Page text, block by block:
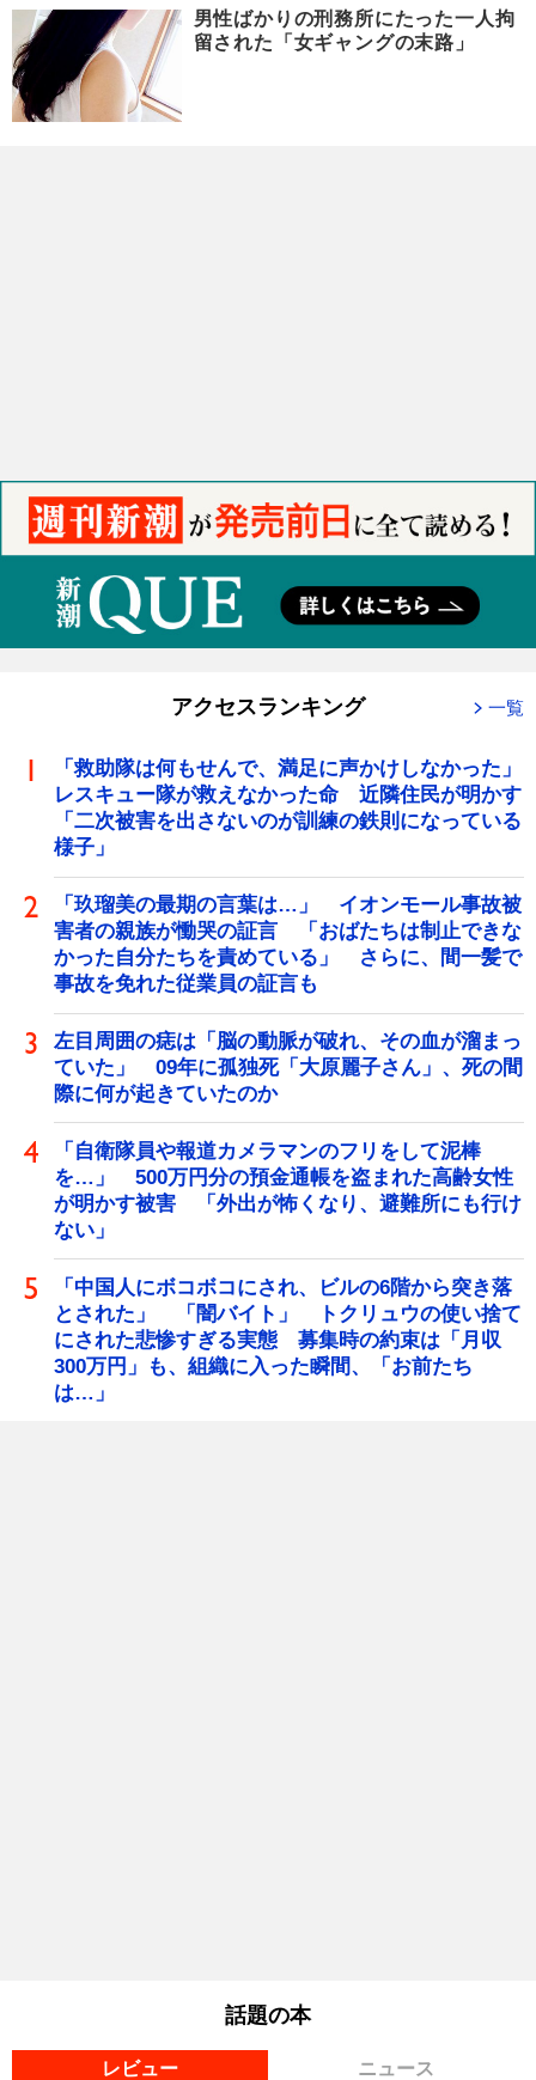
男性ばかりの刑務所にたった一人拘
留された「女ギャングの末路」
アクセスランキング 一覧
「救助隊は何もせんで、満足に声かけしなかった」
レスキュー隊が救えなかった命 近隣住民が明かす
「二次被害を出さないのが訓練の鉄則になっている
様子」
「玖瑠美の最期の言葉は…」 イオンモール事故被
害者の親族が慟哭の証言 「おばたちは制止できな
かった自分たちを責めている」 さらに、間一髪で
事故を免れた従業員の証言も
左目周囲の痣は「脳の動脈が破れ、その血が溜まっ
ていた」 09年に孤独死「大原麗子さん」、死の間
際に何が起きていたのか
「自衛隊員や報道カメラマンのフリをして泥棒
を…」 500万円分の預金通帳を盗まれた高齢女性
が明かす被害 「外出が怖くなり、避難所にも行け
ない」
「中国人にボコボコにされ、ビルの6階から突き落
とされた」 「闇バイト」 トクリュウの使い捨て
にされた悲惨すぎる実態 募集時の約束は「月収
300万円」も、組織に入った瞬間、「お前たち
は…」
話題の本
レビュー ニュース